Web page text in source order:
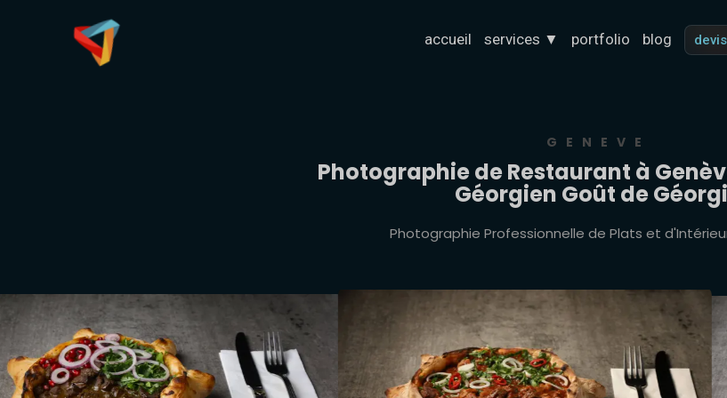
accueil services ▼ portfolio blog devis
GENEVE
Photographie de Restaurant à
Géorgien Goût de
Photographie Professionnelle de Plats et